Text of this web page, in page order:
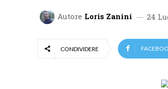
Autore Loris Zanini 24
CONDIVIDERE